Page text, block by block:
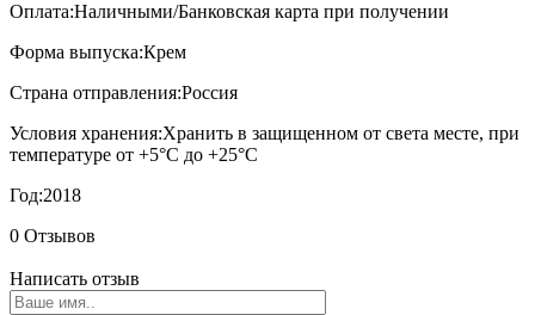
Оплата:Наличными/Банковская карта при получении
Форма выпуска:Крем
Страна отправления:Россия
Условия хранения:Хранить в защищенном от света месте, при
температуре от +5°С до +25°С
Год:2018
0 Отзывов
Написать отзыв